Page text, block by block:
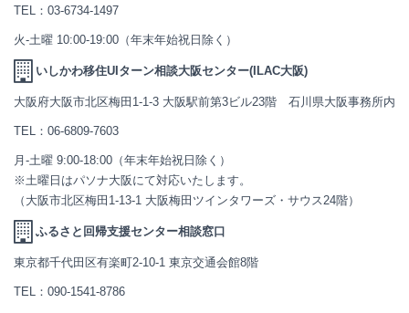
TEL： 03-6734-1497
火-土曜 10:00-19:00（年末年始祝日除く）
いしかわ移住UIターン相談大阪センター(ILAC大阪)
大阪府大阪市北区梅田1-1-3 大阪駅前第3ビル23階 石川県大阪事務所内
TEL： 06-6809-7603
月-土曜 9:00-18:00（年末年始祝日除く）
※土曜日はパソナ大阪にて対応いたします。
（大阪市北区梅田1-13-1 大阪梅田ツインタワーズ・サウス24階）
ふるさと回帰支援センター相談窓口
東京都千代田区有楽町2-10-1 東京交通会館8階
TEL： 090-1541-8786